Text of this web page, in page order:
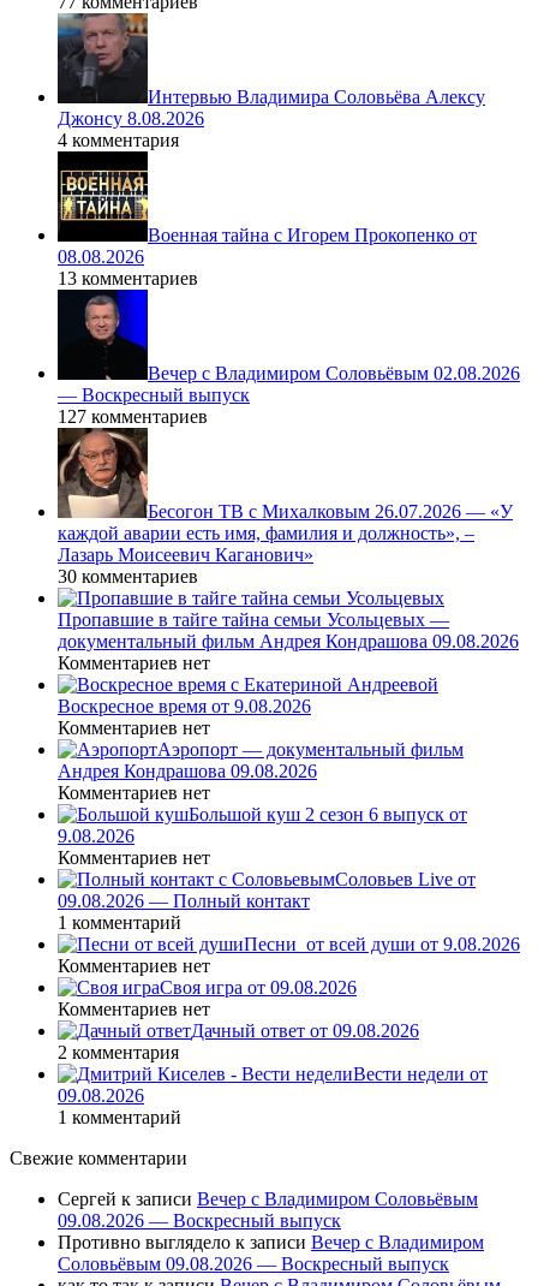
Интервью Владимира Соловьёва Алексу
Джонсу 8.08.2026
4 комментария
Военная тайна с Игорем Прокопенко от
08.08.2026
13 комментариев
Вечер с Владимиром Соловьёвым 02.08.2026
— Воскресный выпуск
127 комментариев
Бесогон ТВ с Михалковым 26.07.2026 — «У
каждой аварии есть имя, фамилия и должность», –
Лазарь Моисеевич Каганович»
30 комментариев
Пропавшие в тайге тайна семьи Усольцевых —
документальный фильм Андрея Кондрашова 09.08.2026
Комментариев нет
Воскресное время от 9.08.2026
Комментариев нет
Аэропорт — документальный фильм
Андрея Кондрашова 09.08.2026
Комментариев нет
Большой куш 2 сезон 6 выпуск от
9.08.2026
Комментариев нет
Соловьев Live от
09.08.2026 — Полный контакт
1 комментарий
Песни_от всей души от 9.08.2026
Комментариев нет
Своя игра от 09.08.2026
Комментариев нет
Дачный ответ от 09.08.2026
2 комментария
Вести недели от
09.08.2026
1 комментарий
Свежие комментарии
Сергей к записи Вечер с Владимиром Соловьёвым
09.08.2026 — Воскресный выпуск
Противно выглядело к записи Вечер с Владимиром
Соловьёвым 09.08.2026 — Воскресный выпуск